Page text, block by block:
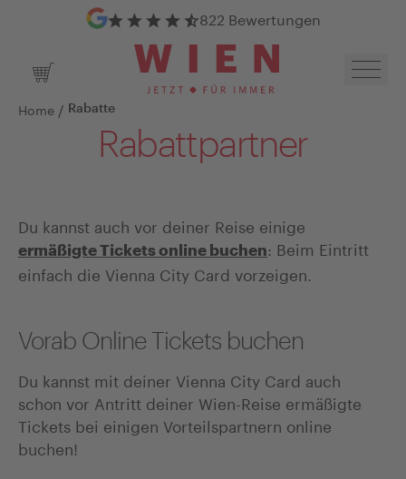
Google Bewertungen
822 Bewertungen
Warenkorb
Home / Rabatte
Rabattpartner
Du kannst auch vor deiner Reise einige
ermäßigte Tickets online buchen: Beim Eintritt
einfach die Vienna City Card vorzeigen.
Vorab Online Tickets buchen
Du kannst mit deiner Vienna City Card auch
schon vor Antritt deiner Wien-Reise ermäßigte
Tickets bei einigen Vorteilspartnern online
buchen!